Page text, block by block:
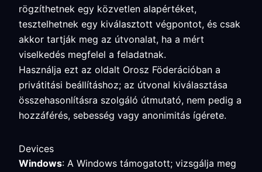
rögzíthetnek egy közvetlen alapértéket,
tesztelhetnek egy kiválasztott végpontot, és csak
akkor tartják meg az útvonalat, ha a mért
viselkedés megfelel a feladatnak.
Használja ezt az oldalt Orosz Föderációban a
privátitási beállításhoz; az útvonal kiválasztása
összehasonlításra szolgáló útmutató, nem pedig a
hozzáférés, sebesség vagy anonimitás ígérete.
Devices
Windows: A Windows támogatott; vizsgálja meg